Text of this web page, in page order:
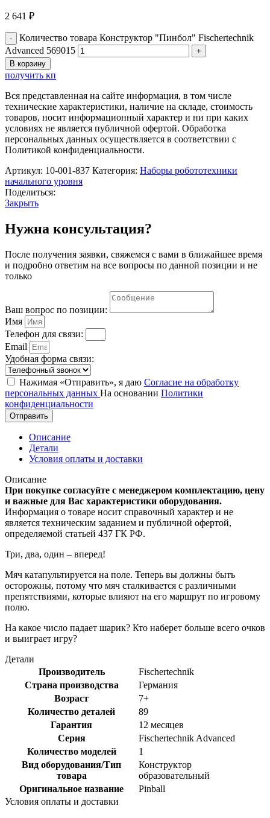
2 641 ₽
Количество товара Конструктор "Пинбол" Fischertechnik
Advanced 569015
В корзину
получить кп
Вся представленная на сайте информация, в том числе
технические характеристики, наличие на складе, стоимость
товаров, носит информационный характер и ни при каких
условиях не является публичной офертой. Обработка
персональных данных осуществляется в соответствии с
Политикой конфиденциальности.
Артикул: 10-001-837 Категория: Наборы робототехники
начального уровня
Поделиться:
Закрыть
Нужна консультация?
После получения заявки, свяжемся с вами в ближайшее время
и подробно ответим на все вопросы по данной позиции и не
только
Ваш вопрос по позиции:
Имя
Телефон для связи:
Email
Удобная форма связи:
Нажимая «Отправить», я даю Согласие на обработку
персональных данных На основании Политики
конфиденциальности
Отправить
Описание
Детали
Условия оплаты и доставки
Описание
При покупке согласуйте с менеджером комплектацию, цену
и важные для Вас характеристики оборудования.
Информация о товаре носит справочный характер и не
является техническим заданием и публичной офертой,
определяемой статьей 437 ГК РФ.
Три, два, один – вперед!
Мяч катапультируется на поле. Теперь вы должны быть
осторожны, потому что мяч сталкивается с различными
препятствиями, которые влияют на его маршрут по игровому
полю.
На какое число падает шарик? Кто наберет больше всего очков
и выиграет игру?
Детали
Производитель
Fischertechnik
Страна производства
Германия
Возраст
7+
Количество деталей
89
Гарантия
12 месяцев
Серия
Fischertechnik Advanced
Количество моделей
1
Вид оборудования/Тип
товара
Конструктор
образовательный
Оригинальное название
Pinball
Условия оплаты и доставки